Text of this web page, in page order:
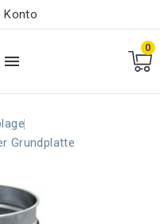
Konto

0
Grundplatte